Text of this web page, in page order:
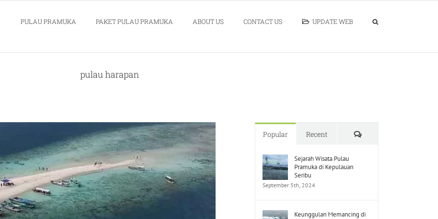
PULAU PRAMUKA PAKET PULAU PRAMUKA ABOUT US CONTACT US UPDATE WEB
pulau harapan
Popular Recent Comments
Sejarah Wisata Pulau
Pramuka di Kepulauan
Seribu
September 5th, 2024
Keunggulan Memancing di